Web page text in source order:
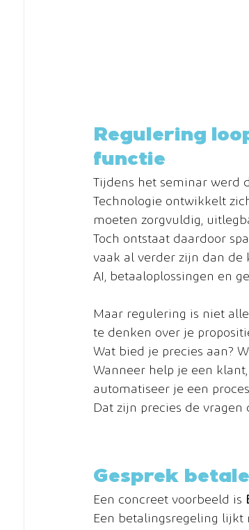
Regulering
functie
Tijdens het seminar werd
Technologie ontwikkelt
moeten zorgvuldig,
Toch ontstaat daardoor
vaak al verder zijn dan de
AI, betaaloplossingen en
Maar regulering is niet
te denken over je
Wat bied je precies aan?
Wanneer help je een
automatiseer je een
Dat zijn precies de vragen
Gesprek
Een concreet voorbeeld is
Een betalingsregeling lijkt